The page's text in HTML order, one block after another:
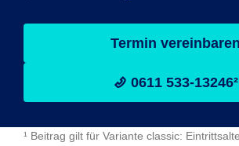
Termin vereinbaren
0611 533-13246²
¹ Beitrag gilt für Variante classic: